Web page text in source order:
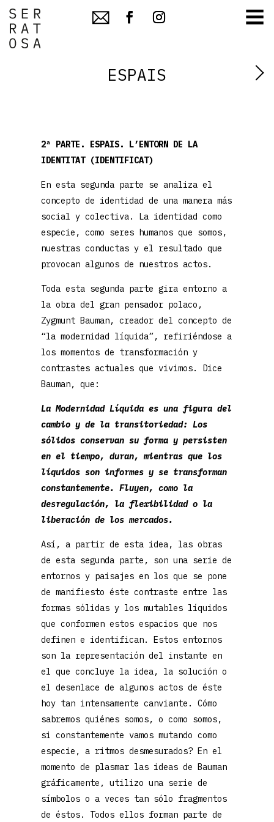
≡
ESPAIS
2ª PARTE. ESPAIS. L’ENTORN DE LA
IDENTITAT (IDENTIFICAT)
En esta segunda parte se analiza el
concepto de identidad de una manera más
social y colectiva. La identidad como
especie, como seres humanos que somos,
nuestras conductas y el resultado que
provocan algunos de nuestros actos.
Toda esta segunda parte gira entorno a
la obra del gran pensador polaco,
Zygmunt Bauman, creador del concepto de
“la modernidad líquida”, refiriéndose a
los momentos de transformación y
contrastes actuales que vivimos. Dice
Bauman, que:
La Modernidad Líquida es una figura del
cambio y de la transitoriedad: Los
sólidos conservan su forma y persisten
en el tiempo, duran, mientras que los
líquidos son informes y se transforman
constantemente. Fluyen, como la
desregulación, la flexibilidad o la
liberación de los mercados.
Así, a partir de esta idea, las obras
de esta segunda parte, son una serie de
entornos y paisajes en los que se pone
de manifiesto éste contraste entre las
formas sólidas y los mutables líquidos
que conformen estos espacios que nos
definen e identifican. Estos entornos
son la representación del instante en
el que concluye la idea, la solución o
el desenlace de algunos actos de éste
hoy tan intensamente canviante. Cómo
sabremos quiénes somos, o como somos,
si constantemente vamos mutando como
especie, a ritmos desmesurados? En el
momento de plasmar las ideas de Bauman
gráficamente, utilizo una serie de
símbolos o a veces tan sólo fragmentos
de éstos. Todos ellos forman parte de